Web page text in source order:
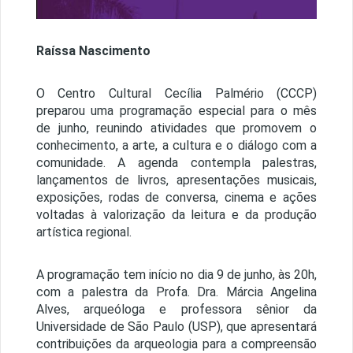
Raíssa Nascimento
O Centro Cultural Cecília Palmério (CCCP)
preparou uma programação especial para o mês
de junho, reunindo atividades que promovem o
conhecimento, a arte, a cultura e o diálogo com a
comunidade. A agenda contempla palestras,
lançamentos de livros, apresentações musicais,
exposições, rodas de conversa, cinema e ações
voltadas à valorização da leitura e da produção
artística regional.
A programação tem início no dia 9 de junho, às 20h,
com a palestra da Profa. Dra. Márcia Angelina
Alves, arqueóloga e professora sênior da
Universidade de São Paulo (USP), que apresentará
contribuições da arqueologia para a compreensão